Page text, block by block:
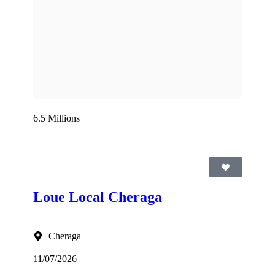
6.5 Millions
Loue Local Cheraga
Cheraga
11/07/2026